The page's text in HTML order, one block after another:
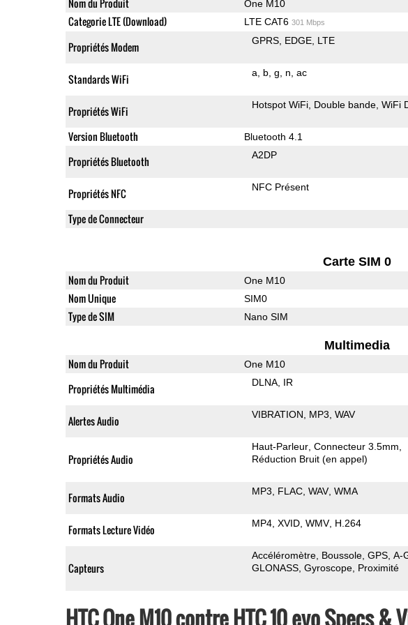
Nom du Produit One M10
Categorie LTE (Download) LTE CAT6 301 Mbps
Propriétés Modem GPRS EDGE LTE
Standards WiFi a b g n ac
Propriétés WiFi Hotspot WiFi Double bande WiFi
Version Bluetooth Bluetooth 4.1
Propriétés Bluetooth A2DP
Propriétés NFC NFC Présent
Type de Connecteur
Carte SIM 0
Nom du Produit One M10
Nom Unique SIM0
Type de SIM Nano SIM
Multimedia
Nom du Produit One M10
Propriétés Multimédia DLNA IR
Alertes Audio VIBRATION MP3 WAV
Propriétés Audio
Haut-Parleur Connecteur 3.5mm
Réduction Bruit (en appel)
Formats Audio MP3 FLAC WAV WMA
Formats Lecture Vidéo MP4 XVID WMV H.264
Capteurs
Accéléromètre Boussole GPS A-
GLONASS Gyroscope Proximité
HTC One M10 contre HTC 10 evo Specs